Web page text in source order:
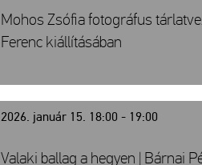
Mohos Zsófia fotográfus
Ferenc kiállításában
2026. január 15. 18:00 - 19:00
Valaki ballag a hegyen | Bárnai